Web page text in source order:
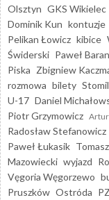
Olsztyn GKS Wikielec
Dominik Kun kontuzje
Pelikan Łowicz kibice
Świderski Paweł
Piska Zbigniew
rozmowa bilety
U-17 Daniel
Piotr Grzymowicz
Radosław Stefanowicz
Paweł Łukasik
Mazowiecki wyjazd
Vęgoria Węgorzewo
Pruszków Ostróda